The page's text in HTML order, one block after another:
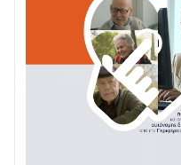
Με Αρχιερατική
Μεταμορφώσεως του
03/08 • 07:45
Ενισχύεται η Πολιτική
με δύο νέα υδροφόρα
02/08 • 18:26